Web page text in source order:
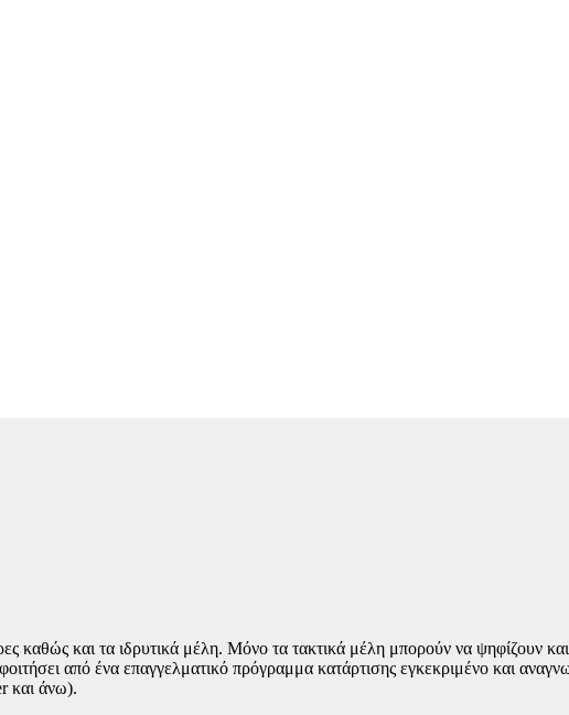
καθώς και τα ιδρυτικά μέλη. Μόνο τα τακτικά μέλη μπορούν να ψηφίζουν
από ένα επαγγελματικό πρόγραμμα κατάρτισης εγκεκριμένο και
και άνω).